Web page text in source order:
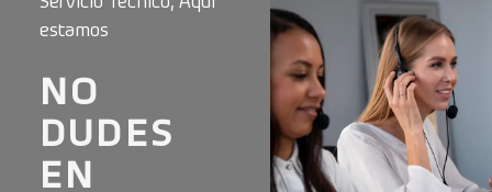
estamos
NO
DUDES
EN